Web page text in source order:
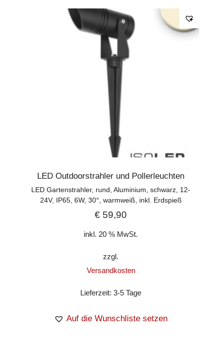
LED Outdoorstrahler und Pollerleuchten
LED Gartenstrahler, rund, Aluminium, schwarz, 12-
24V, IP65, 6W, 30°, warmweiß, inkl. Erdspieß
€ 59,90
inkl. 20 % MwSt.
zzgl.
Versandkosten
Lieferzeit:3-5 Tage
Auf die Wunschliste setzen